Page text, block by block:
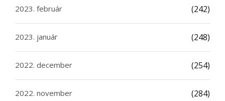
2023. február (242)
2023. január (248)
2022. december (254)
2022. november (284)